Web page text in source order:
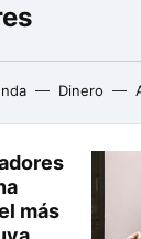
Dinero
más